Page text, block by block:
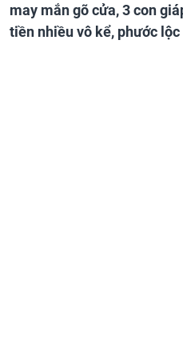
may mắn gõ cửa, 3 con
tiền nhiều vô kể, phước